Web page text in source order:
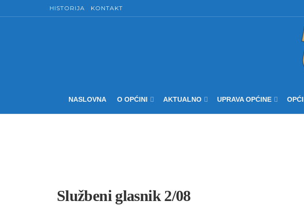
HISTORIJA KONTAKT
NASLOVNA O OPĆINI AKTUALNO UPRAVA OPĆINE
Službeni glasnik 2/08